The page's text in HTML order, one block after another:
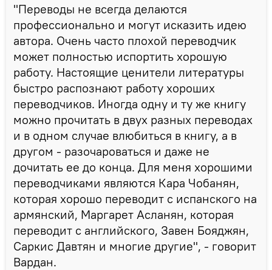
"Переводы не всегда делаются
профессионально и могут исказить идею
автора. Очень часто плохой переводчик
может полностью испортить хорошую
работу. Настоящие ценители литературы
быстро распознают работу хороших
переводчиков. Иногда одну и ту же книгу
можно прочитать в двух разных переводах
и в одном случае влюбиться в книгу, а в
другом - разочароваться и даже не
дочитать ее до конца. Для меня хорошими
переводчиками являются Кара Чобанян,
которая хорошо переводит с испанского на
армянский, Маргарет Асланян, которая
переводит с английского, Завен Бояджян,
Саркис Давтян и многие другие", - говорит
Вардан.